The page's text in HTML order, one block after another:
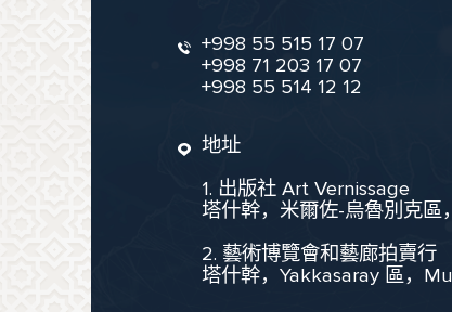
+998 55 515 17 07
+998 71 203 17 07
+998 55 514 12 12
地址
1. 出版社 Art Vernissage
塔什幹，米爾佐-烏魯別克區
2. 藝術博覽會和藝廊拍賣行
塔什幹，Yakkasaray 區，